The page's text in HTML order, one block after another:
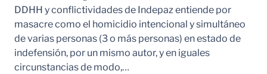
DDHH y conflictividades de Indepaz entiende por
masacre como el homicidio intencional y simultáneo
de varias personas (3 o más personas) en estado de
indefensión, por un mismo autor, y en iguales
circunstancias de modo,…